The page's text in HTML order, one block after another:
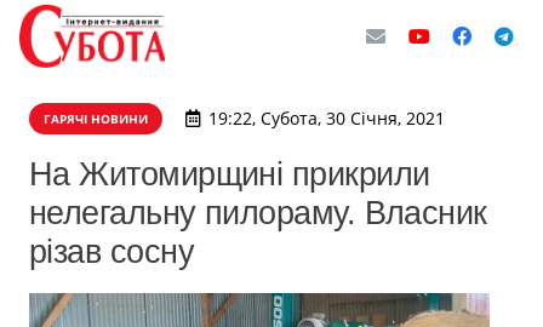
ГАРЯЧІ НОВИНИ 19:22, Субота, 30 Січня, 2021
На Житомирщині прикрили
нелегальну пилораму. Власник
різав сосну